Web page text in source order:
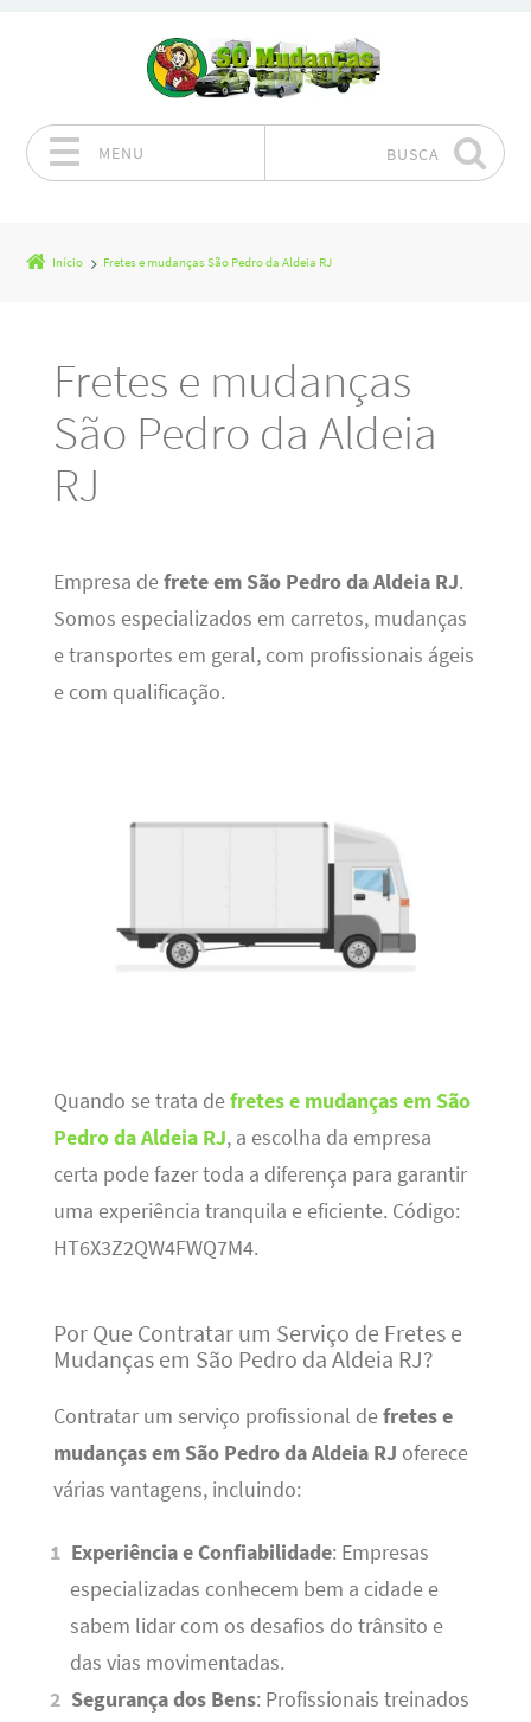
MENU BUSCA
Início Fretes e mudanças São Pedro da Aldeia RJ
Fretes e mudanças
São Pedro da Aldeia
RJ
Empresa defrete em São Pedro da Aldeia RJ.
Somos especializados em carretos, mudanças
e transportes em geral, com profissionais ágeis
e com qualificação.
Quando se trata defretes e mudanças em São
Pedro da Aldeia RJ, a escolha da empresa
certa pode fazer toda a diferença para garantir
uma experiência tranquila e eficiente. Código:
HT6X3Z2QW4FWQ7M4.
Por Que Contratar um Serviço de Fretes e
Mudanças em São Pedro da Aldeia RJ?
Contratar um serviço profissional defretes e
mudanças em São Pedro da Aldeia RJ oferece
várias vantagens, incluindo:
Experiência e Confiabilidade: Empresas
especializadas conhecem bem a cidade e
sabem lidar com os desafios do trânsito e
das vias movimentadas.
Segurança dos Bens: Profissionais treinados